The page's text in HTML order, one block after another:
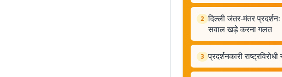
2 दिल्ली जंतर-मंतर
सवाल खड़े करना गलत
3 प्रदर्शनकारी